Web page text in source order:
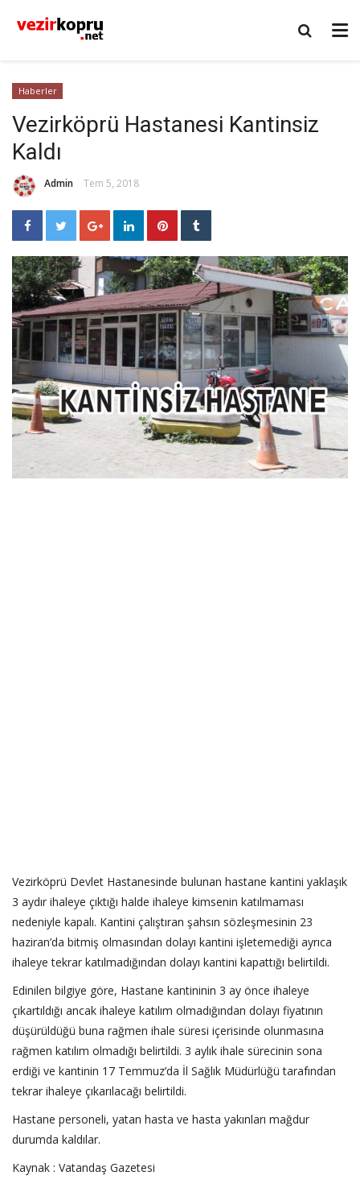
Haberler
Vezirköprü Hastanesi Kantinsiz
Kaldı
Admin Tem 5, 2018
Vezirköprü Devlet Hastanesinde bulunan hastane kantini yaklaşık
3 aydır ihaleye çıktığı halde ihaleye kimsenin katılmaması
nedeniyle kapalı. Kantini çalıştıran şahsın sözleşmesinin 23
haziran’da bitmiş olmasından dolayı kantini işletemediği ayrıca
ihaleye tekrar katılmadığından dolayı kantini kapattığı belirtildi.
Edinilen bilgiye göre, Hastane kantininin 3 ay önce ihaleye
çıkartıldığı ancak ihaleye katılım olmadığından dolayı fiyatının
düşürüldüğü buna rağmen ihale süresi içerisinde olunmasına
rağmen katılım olmadığı belirtildi. 3 aylık ihale sürecinin sona
erdiği ve kantinin 17 Temmuz’da İl Sağlık Müdürlüğü tarafından
tekrar ihaleye çıkarılacağı belirtildi.
Hastane personeli, yatan hasta ve hasta yakınları mağdur
durumda kaldılar.
Kaynak : Vatandaş Gazetesi